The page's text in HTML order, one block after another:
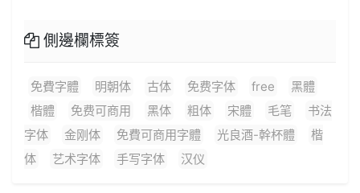
側邊欄標簽
免費字體 明朝体 古体 免费字体 free
黑體
楷體
免费可商用 黑体 粗体 宋體 毛笔
书法
字体
金刚体 免費可商用字體 光良酒-幹杯體
楷
体
艺术字体 手写字体 汉仪